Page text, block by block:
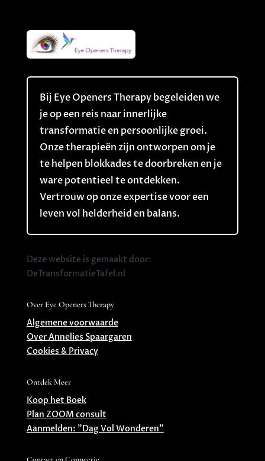
Bij Eye Openers Therapy begeleiden we
je op een reis naar innerlijke
transformatie en persoonlijke groei.
Onze therapieën zijn ontworpen om je
te helpen blokkades te doorbreken en je
ware potentieel te ontdekken.
Vertrouw op onze expertise voor een
leven vol helderheid en balans.
Deze website is gemaakt door:
DeTransformatieTafel.nl
Over Eye Openers Therapy
Algemene voorwaarde
Over Annelies Spaargaren
Cookies & Privacy
Ontdek Meer
Koop het Boek
Plan ZOOM consult
Aanmelden: ”Dag Vol Wonderen”